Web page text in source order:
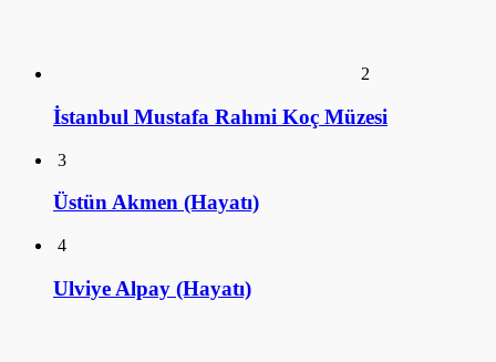
ANSİKLOPEDİ
SİZDEN GELENLER